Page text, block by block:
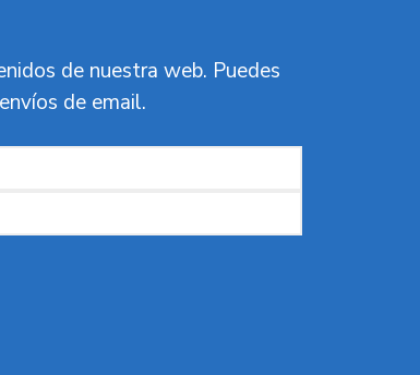
de nuestra web. Puedes
de email.